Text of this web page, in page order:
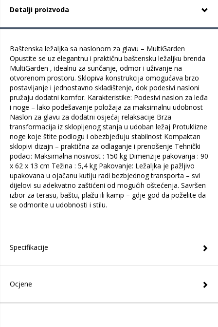
Detalji proizvoda
Baštenska ležaljka sa naslonom za glavu – MultiGarden
Opustite se uz elegantnu i praktičnu baštensku ležaljku brenda
MultiGarden , idealnu za sunčanje, odmor i uživanje na
otvorenom prostoru. Sklopiva konstrukcija omogućava brzo
postavljanje i jednostavno skladištenje, dok podesivi nasloni
pružaju dodatni komfor. Karakteristike: Podesivi naslon za leđa
i noge – lako podešavanje položaja za maksimalnu udobnost
Naslon za glavu za dodatni osjećaj relaksacije Brza
transformacija iz sklopljenog stanja u udoban ležaj Protuklizne
noge koje štite podlogu i obezbjeđuju stabilnost Kompaktan
sklopivi dizajn – praktična za odlaganje i prenošenje Tehnički
podaci: Maksimalna nosivost : 150 kg Dimenzije pakovanja : 90
x 62 x 13 cm Težina : 5,4 kg Pakovanje: Ležaljka je pažljivo
upakovana u ojačanu kutiju radi bezbjednog transporta – svi
dijelovi su adekvatno zaštićeni od mogućih oštećenja. Savršen
izbor za terasu, baštu, plažu ili kamp – gdje god da poželite da
se odmorite u udobnosti i stilu.
Specifikacije
Ocjene